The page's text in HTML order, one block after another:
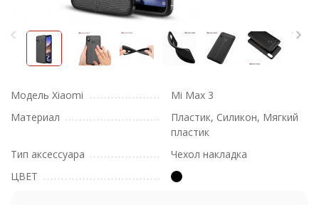
Модель Xiaomi
Mi Max 3
Материал
Пластик, Силикон, Мягкий
пластик
Тип аксессуара
Чехол накладка
ЦВЕТ